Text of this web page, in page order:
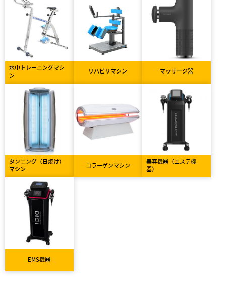
水中トレーニングマシ
ン
リハビリマシン マッサージ器
タンニング（日焼け）
マシン
コラーゲンマシン
美容機器（エステ機
器）
EMS機器